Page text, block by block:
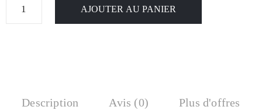
AJOUTER AU PANIER
Description Avis (0) Plus d'offres